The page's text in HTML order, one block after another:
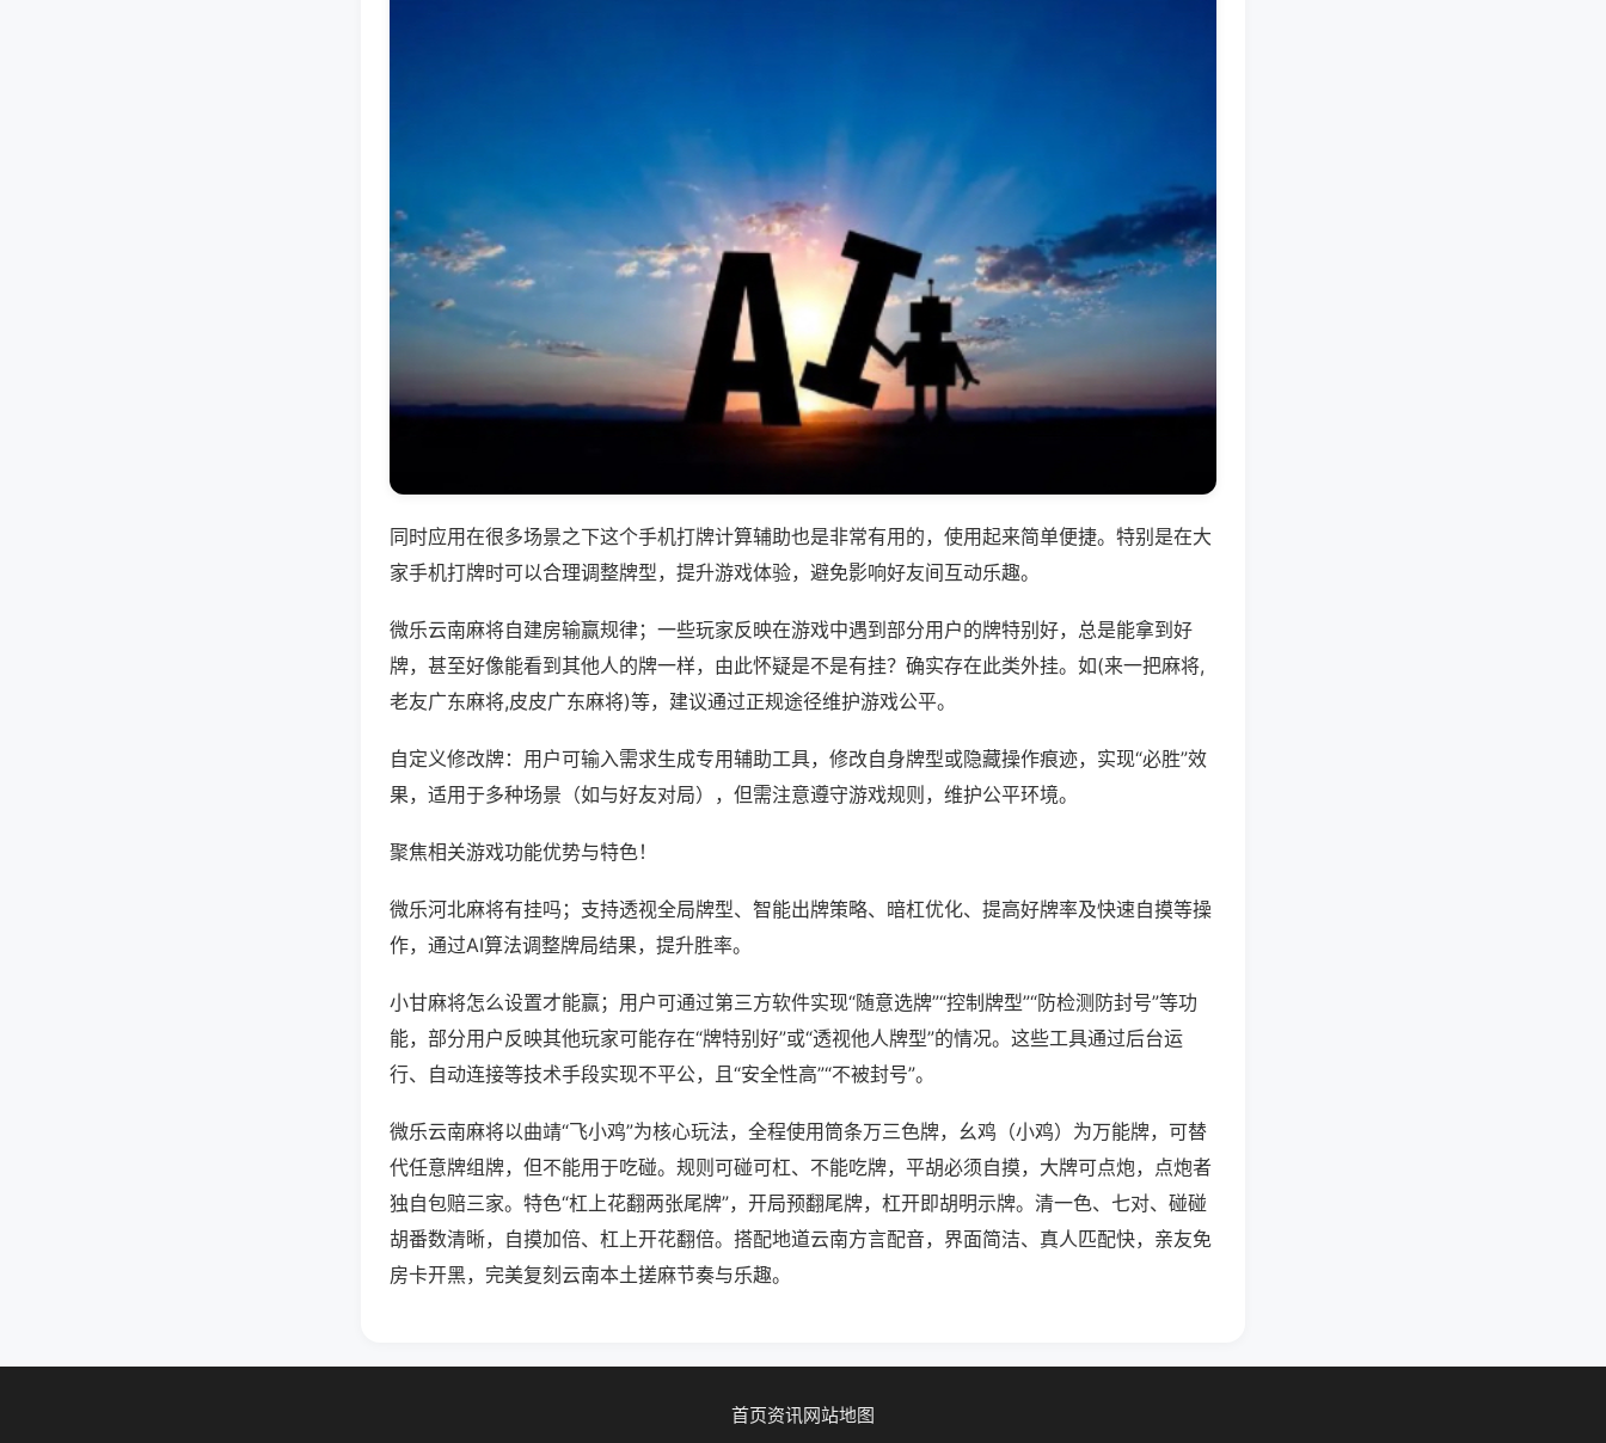
同时应用在很多场景之下这个手机打牌计算辅助也是非常有用的，使用起来简单便捷。特别是在大
家手机打牌时可以合理调整牌型，提升游戏体验，避免影响好友间互动乐趣。
微乐云南麻将自建房输赢规律；一些玩家反映在游戏中遇到部分用户的牌特别好，总是能拿到好
牌，甚至好像能看到其他人的牌一样，由此怀疑是不是有挂？确实存在此类外挂。如(来一把麻将,
老友广东麻将,皮皮广东麻将)等，建议通过正规途径维护游戏公平。
自定义修改牌：用户可输入需求生成专用辅助工具，修改自身牌型或隐藏操作痕迹，实现“必胜”效
果，适用于多种场景（如与好友对局），但需注意遵守游戏规则，维护公平环境。
聚焦相关游戏功能优势与特色！
微乐河北麻将有挂吗；支持透视全局牌型、智能出牌策略、暗杠优化、提高好牌率及快速自摸等操
作，通过AI算法调整牌局结果，提升胜率。
小甘麻将怎么设置才能赢；用户可通过第三方软件实现“随意选牌”“控制牌型”“防检测防封号”等功
能，部分用户反映其他玩家可能存在“牌特别好”或“透视他人牌型”的情况。这些工具通过后台运
行、自动连接等技术手段实现不平公，且“安全性高”“不被封号”。
微乐云南麻将以曲靖“飞小鸡”为核心玩法，全程使用筒条万三色牌，幺鸡（小鸡）为万能牌，可替
代任意牌组牌，但不能用于吃碰。规则可碰可杠、不能吃牌，平胡必须自摸，大牌可点炮，点炮者
独自包赔三家。特色“杠上花翻两张尾牌”，开局预翻尾牌，杠开即胡明示牌。清一色、七对、碰碰
胡番数清晰，自摸加倍、杠上开花翻倍。搭配地道云南方言配音，界面简洁、真人匹配快，亲友免
房卡开黑，完美复刻云南本土搓麻节奏与乐趣。
首页资讯网站地图